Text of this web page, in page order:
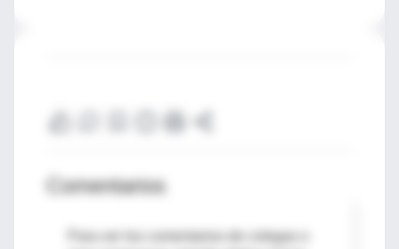
Comentarios
Para ver los comentarios de colegas o